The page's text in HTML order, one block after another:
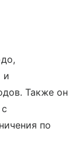
и
Также он
по